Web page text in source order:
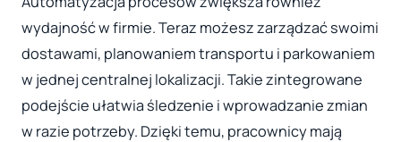
wydajność w firmie. Teraz możesz zarządzać swoimi
dostawami, planowaniem transportu i parkowaniem
w jednej centralnej lokalizacji. Takie zintegrowane
podejście ułatwia śledzenie i wprowadzanie zmian
w razie potrzeby. Dzięki temu, pracownicy mają